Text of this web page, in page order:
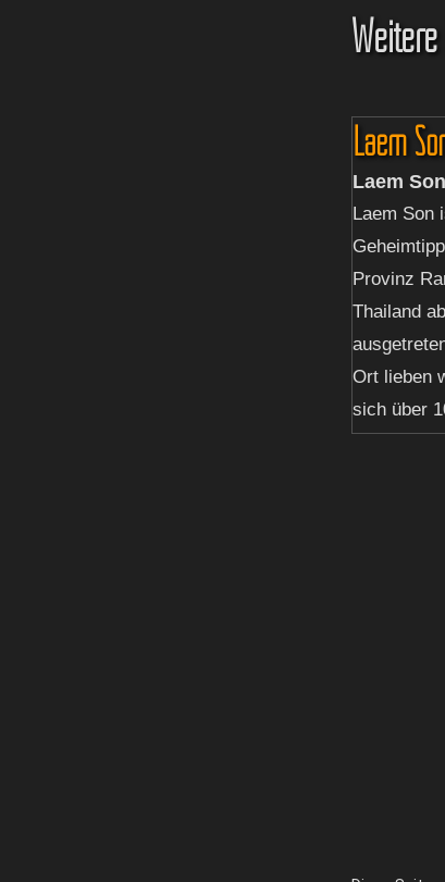
Laem
Laem Son
Laem Son
Provinz
Thailand
Ort lieben
sich über